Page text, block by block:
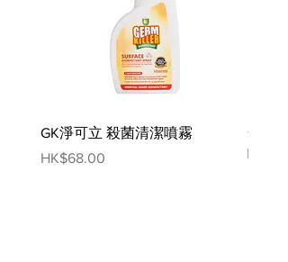
GK淨可立 殺菌清潔噴霧
Price
HK$68.00
梵美